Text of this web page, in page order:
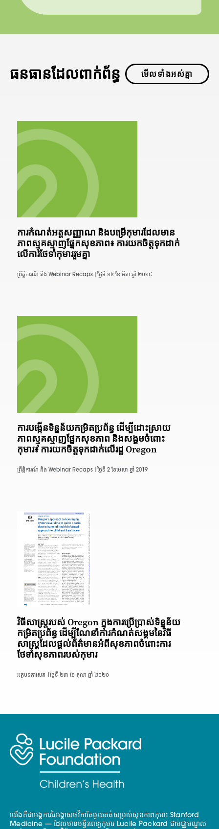
ធនធានដែលពាក់ព័ន្ធ មើលទាំងអស់គ្នា
ការកំណត់អត្តសញ្ញាណ និងបម្រើកុមារដែលមាន
ភាពស្មុគស្មាញផ្នែកសុខភាព៖ ការយកចិត្តទុកដាក់
លើការថែទាំកុមាររួមគ្នា
ព្រឹត្តិការណ៍ និង Webinar Recaps | ថ្ងៃទី ១៤ ខែ មីនា ឆ្នាំ ២០១៩
ការបង្កើនទិន្នន័យកម្រិតប្រព័ន្ធ ដើម្បីដោះស្រាយ
ភាពស្មុគស្មាញផ្នែកសុខភាព និងសង្គមចំពោះ
កុមារ៖ ការយកចិត្តទុកដាក់លើរដ្ឋ Oregon
ព្រឹត្តិការណ៍ និង Webinar Recaps | ថ្ងៃទី 2 ខែមេសា ឆ្នាំ 2019
វិធីសាស្រ្តរបស់ Oregon ក្នុងការប្រើប្រាស់ទិន្នន័យ
កម្រិតប្រព័ន្ធ ដើម្បីណែនាំការកំណត់សង្គមនៃវិធី
សាស្រ្តដែលផ្តល់ព័ត៌មានអំពីសុខភាពចំពោះការ
ថែទាំសុខភាពរបស់កុមារ
អត្ថបទកាសែត | ថ្ងៃទី ២៣ ខែ តុលា ឆ្នាំ ២០២០
យើងគឺជាអង្គការរៃអង្គាសថវិកាតែមួយគត់សម្រាប់សុខភាពកុមារ Stanford
Medicine — ដែលមានមន្ទីរពេទ្យកុមារ Lucile Packard ជាមជ្ឈមណ្ឌល